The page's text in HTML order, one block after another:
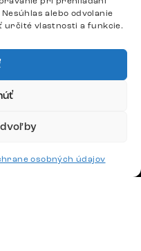
alebo odvolanie
určité vlastnosti a funkcie.
osobných údajov